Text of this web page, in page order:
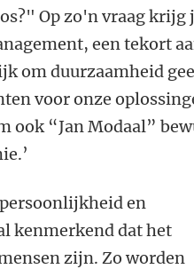
Op zo'n vraag krijg
een tekort
om duurzaamheid
voor onze
ook “Jan Modaal”
en
kenmerkend dat het
zijn. Zo worden